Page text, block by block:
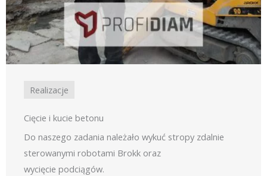
Realizacje
Cięcie i kucie betonu
Do naszego zadania należało wykuć stropy zdalnie
sterowanymi robotami Brokk oraz
wycięcie podciągów.